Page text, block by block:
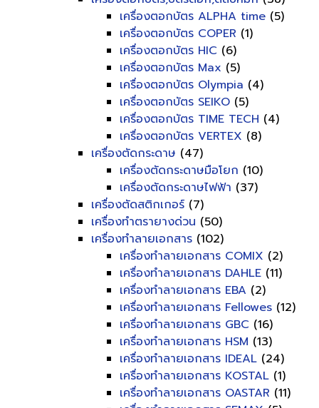
เครื่องตอกบัตร ALPHA time (5)
เครื่องตอกบัตร COPER (1)
เครื่องตอกบัตร HIC (6)
เครื่องตอกบัตร Max (5)
เครื่องตอกบัตร Olympia (4)
เครื่องตอกบัตร SEIKO (5)
เครื่องตอกบัตร TIME TECH (4)
เครื่องตอกบัตร VERTEX (8)
เครื่องตัดกระดาษ (47)
เครื่องตัดกระดาษมือโยก (10)
เครื่องตัดกระดาษไฟฟ้า (37)
เครื่องตัดสติกเกอร์ (7)
เครื่องทำตรายางด่วน (50)
เครื่องทำลายเอกสาร (102)
เครื่องทำลายเอกสาร COMIX (2)
เครื่องทำลายเอกสาร DAHLE (11)
เครื่องทำลายเอกสาร EBA (2)
เครื่องทำลายเอกสาร Fellowes (12)
เครื่องทำลายเอกสาร GBC (16)
เครื่องทำลายเอกสาร HSM (13)
เครื่องทำลายเอกสาร IDEAL (24)
เครื่องทำลายเอกสาร KOSTAL (1)
เครื่องทำลายเอกสาร OASTAR (11)